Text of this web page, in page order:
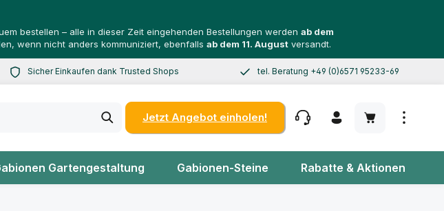
bestellen – alle in dieser Zeit eingehenden Bestellungen werden ab dem
wenn nicht anders kommuniziert, ebenfalls ab dem 11. August versandt.
Sicher Einkaufen dank Trusted Shops
tel. Beratung +49 (0)6571 95233-69
Jetzt Angebot einholen!
Warenkorb
Gartengestaltung Gabionen-Steine Rabatte & Aktionen